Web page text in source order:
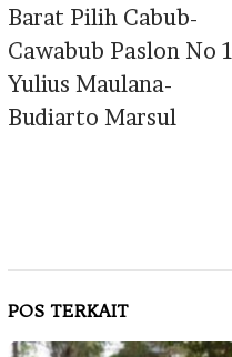
Barat Pilih Cabub-
Cawabub Paslon No 1
Yulius Maulana-
Budiarto Marsul
POS TERKAIT